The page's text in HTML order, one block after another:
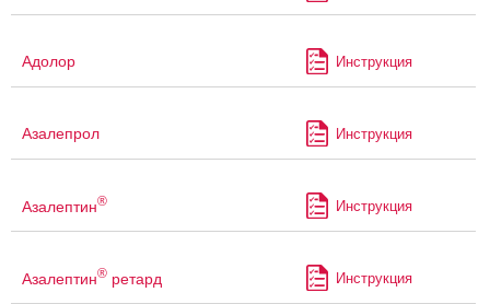
Адолор Инструкция
Азалепрол Инструкция
Азалептин® Инструкция
Азалептин® ретард Инструкция